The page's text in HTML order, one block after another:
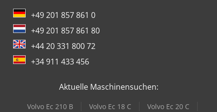
+49 201 857 861 0
+49 201 857 861 80
+44 20 331 800 72
+34 911 433 456
Aktuelle Maschinensuchen:
Volvo Ec 210 B Volvo Ec 18 C
Volvo Ec 20 C